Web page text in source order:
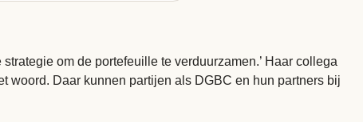
om de portefeuille te verduurzamen.’ Haar collega
woord. Daar kunnen partijen als DGBC en hun partners bij